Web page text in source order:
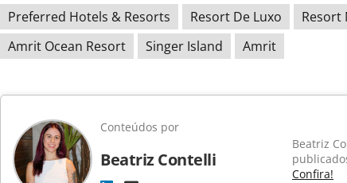
Preferred Hotels & Resorts
Resort De Luxo
Resort
Amrit Ocean Resort
Singer Island Amrit
Conteúdos por
Beatriz Contelli
Beatriz
Confira!